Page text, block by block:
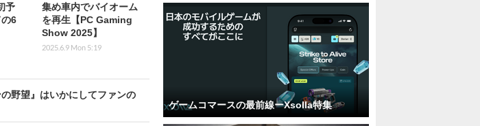
予
6
集め車内でバイオーム
を再生【PC Gaming
Show 2025】
2025.6.9 Mon 5:19
野望』はいかにしてファンの
ゲームコマースの最前線ーXsolla特集